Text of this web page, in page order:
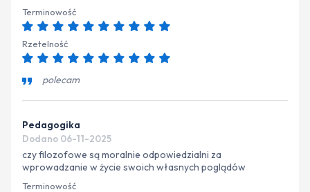
Terminowość
Rzetelność
polecam
Pedagogika
Dodano 06-11-2025
czy filozofowe są moralnie odpowiedzialni za
wprowadzanie w życie swoich własnych poglądów
Terminowość